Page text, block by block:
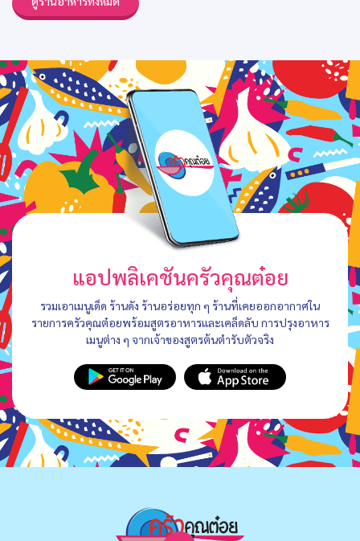
แอปพลิเคชันครัวคุณต๋อย
รวมเอาเมนูเด็ด ร้านดัง ร้านอร่อยทุก ๆ ร้านที่เคยออกอากาศใน
รายการครัวคุณต๋อยพร้อมสูตรอาหารและเคล็ดลับ การปรุงอาหาร
เมนูต่าง ๆ จากเจ้าของสูตรต้นตำรับตัวจริง